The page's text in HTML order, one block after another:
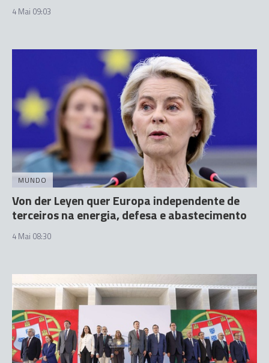
4 Mai 09:03
MUNDO
Von der Leyen quer Europa independente de
terceiros na energia, defesa e abastecimento
4 Mai 08:30